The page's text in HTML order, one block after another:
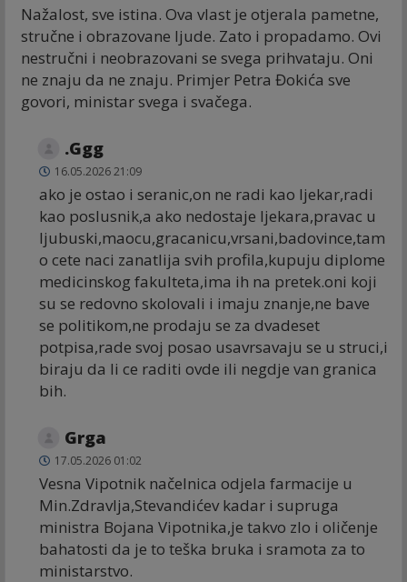
Nažalost, sve istina. Ova vlast je otjerala pametne,
stručne i obrazovane ljude. Zato i propadamo. Ovi
nestručni i neobrazovani se svega prihvataju. Oni
ne znaju da ne znaju. Primjer Petra Đokića sve
govori, ministar svega i svačega.
.Ggg
16.05.2026 21:09
ako je ostao i seranic,on ne radi kao ljekar,radi
kao poslusnik,a ako nedostaje ljekara,pravac u
ljubuski,maocu,gracanicu,vrsani,badovince,tam
o cete naci zanatlija svih profila,kupuju diplome
medicinskog fakulteta,ima ih na pretek.oni koji
su se redovno skolovali i imaju znanje,ne bave
se politikom,ne prodaju se za dvadeset
potpisa,rade svoj posao usavrsavaju se u struci,i
biraju da li ce raditi ovde ili negdje van granica
bih.
Grga
17.05.2026 01:02
Vesna Vipotnik načelnica odjela farmacije u
Min.Zdravlja,Stevandićev kadar i supruga
ministra Bojana Vipotnika,je takvo zlo i oličenje
bahatosti da je to teška bruka i sramota za to
ministarstvo.